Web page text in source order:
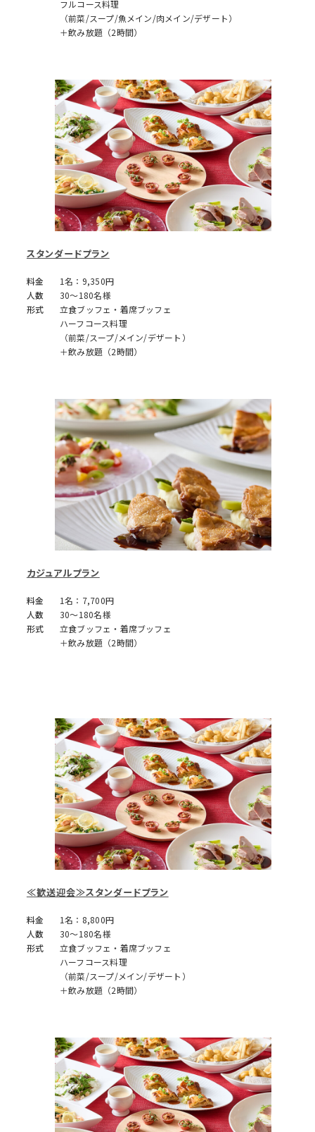
フルコース料理
（前菜/スープ/魚メイン/肉メイン/デザート）
＋飲み放題（2時間）
スタンダードプラン
料金
1名：9,350円
人数
30～180名様
形式
立食ブッフェ・着席ブッフェ
ハーフコース料理
（前菜/スープ/メイン/デザート）
＋飲み放題（2時間）
カジュアルプラン
料金
1名：7,700円
人数
30～180名様
形式
立食ブッフェ・着席ブッフェ
＋飲み放題（2時間）
≪歓送迎会≫スタンダードプラン
料金
1名：8,800円
人数
30～180名様
形式
立食ブッフェ・着席ブッフェ
ハーフコース料理
（前菜/スープ/メイン/デザート）
＋飲み放題（2時間）